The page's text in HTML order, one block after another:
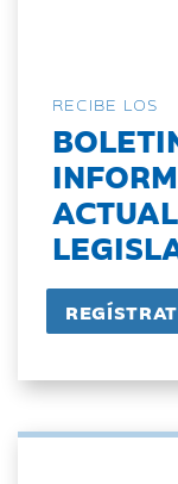
RECIBE LOS